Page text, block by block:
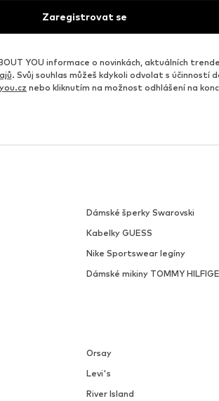
Zaregistrovat se
YOU informace o novinkách, aktuálních
. Svůj souhlas můžeš kdykoli odvolat s účinností
nebo kliknutím na možnost odhlášení na
Dámské šperky Swarovski
Kabelky GUESS
Nike Sportswear legíny
Dámské mikiny TOMMY
Orsay
Levi's
River Island